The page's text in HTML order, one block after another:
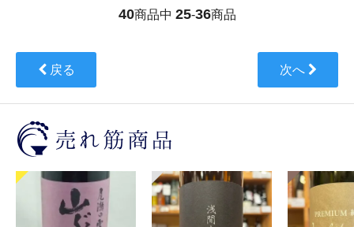
40商品中 25-36商品
戻る 次へ